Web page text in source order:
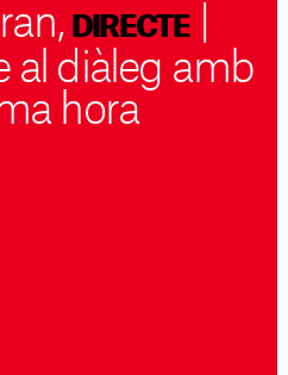
DIRECTE
al diàleg amb
hora